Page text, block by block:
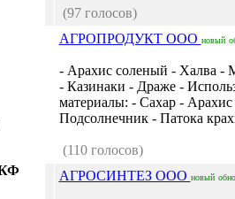
(97 голосов)
АГРОПРОДУКТ ООО новый
- Арахис соленый - Халва -
- Казинаки - Драже -
материалы: - Сахар - Арахис
Подсолнечник - Патока
(110 голосов)
АГРОСИНТЕЗ ООО новый